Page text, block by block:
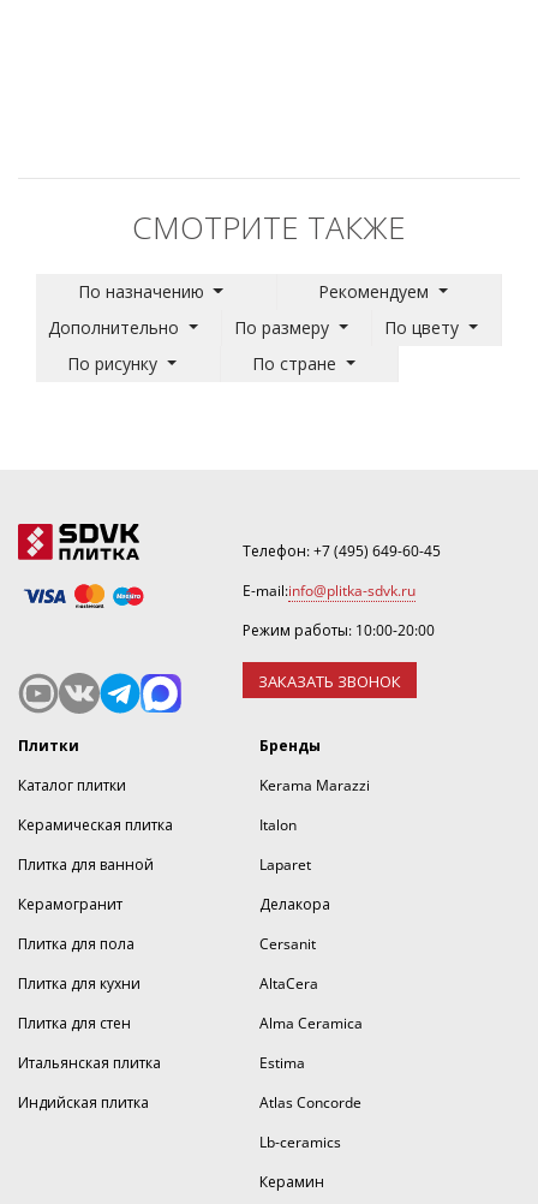
СМОТРИТЕ ТАКЖЕ
По назначению
Рекомендуем
Дополнительно
По размеру
По цвету
По рисунку
По стране
Телефон:+7 (495) 649-60-45
E-mail:info@plitka-sdvk.ru
Режим работы: 10:00-20:00
ЗАКАЗАТЬ ЗВОНОК
Плитки
Каталог плитки
Керамическая плитка
Плитка для ванной
Керамогранит
Плитка для пола
Плитка для кухни
Плитка для стен
Итальянская плитка
Индийская плитка
Бренды
Kerama Marazzi
Italon
Laparet
Делакора
Cersanit
AltaCera
Alma Ceramica
Estima
Atlas Concorde
Lb-ceramics
Керамин